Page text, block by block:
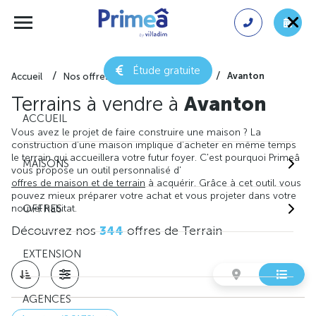
Étude gratuite
ACCUEIL
MAISONS
OFFRES
EXTENSION
AGENCES
Accueil Nos offres de terrain Vienne Avanton
Terrains à vendre à Avanton
Vous avez le projet de faire construire une maison ? La
construction d'une maison implique d'acheter en même temps
le terrain qui accueillera votre futur foyer. C'est pourquoi Primeâ
vous propose un outil personnalisé d'
offres de maison et de terrain à acquérir. Grâce à cet outil, vous
pouvez mieux préparer votre achat et vous projeter dans votre
nouvel habitat.
Découvrez nos344offres de Terrain